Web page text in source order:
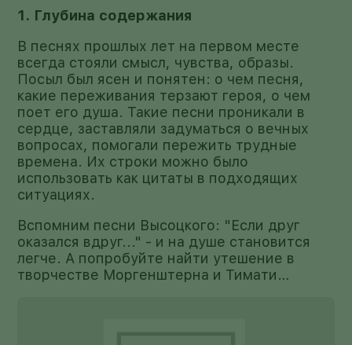
1. Глубина содержания
В песнях прошлых лет на первом месте
всегда стояли смысл, чувства, образы.
Посыл был ясен и понятен: о чем песня,
какие переживания терзают героя, о чем
поет его душа. Такие песни проникали в
сердце, заставляли задуматься о вечных
вопросах, помогали пережить трудные
времена. Их строки можно было
использовать как цитаты в подходящих
ситуациях.
Вспомним песни Высоцкого: "Если друг
оказался вдруг..." - и на душе становится
легче. А попробуйте найти утешение в
творчестве Моргенштерна и Тимати…